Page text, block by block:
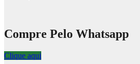
Compre Pelo Whatsapp
Clique aqui